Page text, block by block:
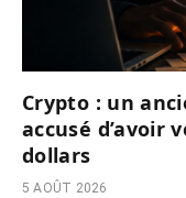
Crypto : un
accusé d’avoir
dollars
5 AOÛT 2026